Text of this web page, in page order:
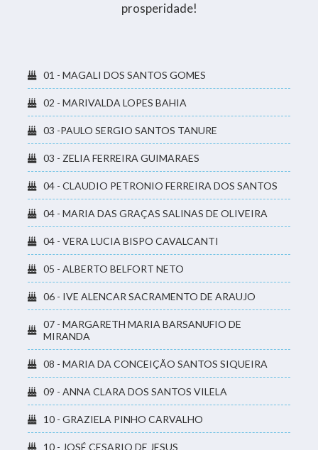
prosperidade!
01 - MAGALI DOS SANTOS GOMES
02 - MARIVALDA LOPES BAHIA
03 -PAULO SERGIO SANTOS TANURE
03 - ZELIA FERREIRA GUIMARAES
04 - CLAUDIO PETRONIO FERREIRA DOS SANTOS
04 - MARIA DAS GRAÇAS SALINAS DE OLIVEIRA
04 - VERA LUCIA BISPO CAVALCANTI
05 - ALBERTO BELFORT NETO
06 - IVE ALENCAR SACRAMENTO DE ARAUJO
07 - MARGARETH MARIA BARSANUFIO DE
MIRANDA
08 - MARIA DA CONCEIÇÃO SANTOS SIQUEIRA
09 - ANNA CLARA DOS SANTOS VILELA
10 - GRAZIELA PINHO CARVALHO
10 - JOSÉ CESARIO DE JESUS